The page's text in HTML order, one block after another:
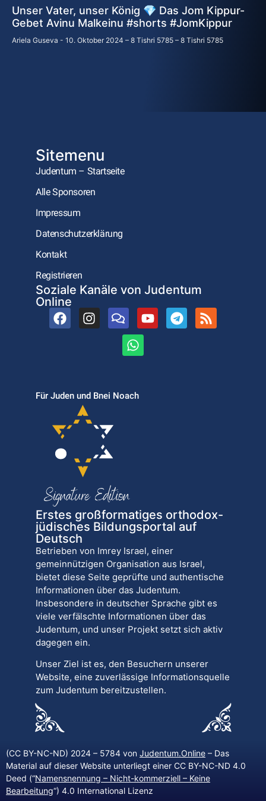
Unser Vater, unser König 💎 Das Jom Kippur-
Gebet Avinu Malkeinu #shorts #JomKippur
Ariela Guseva 10. Oktober 2024 – 8 Tishri 5785 – 8 Tishri 5785
Sitemenu
Judentum – Startseite
Alle Sponsoren
Impressum
Datenschutzerklärung
Kontakt
Registrieren
Soziale Kanäle von Judentum
Online
Für Juden und Bnei Noach
Erstes großformatiges orthodox-
jüdisches Bildungsportal auf
Deutsch
Betrieben von Imrey Israel, einer
gemeinnützigen Organisation aus Israel,
bietet diese Seite geprüfte und authentische
Informationen über das Judentum.
Insbesondere in deutscher Sprache gibt es
viele verfälschte Informationen über das
Judentum, und unser Projekt setzt sich aktiv
dagegen ein.
Unser Ziel ist es, den Besuchern unserer
Website, eine zuverlässige Informationsquelle
zum Judentum bereitzustellen.
(CC BY-NC-ND) 2024 – 5784 von Judentum.Online – Das
Material auf dieser Website unterliegt einer CC BY-NC-ND 4.0
Deed (“Namensnennung – Nicht-kommerziell – Keine
Bearbeitung“) 4.0 International Lizenz